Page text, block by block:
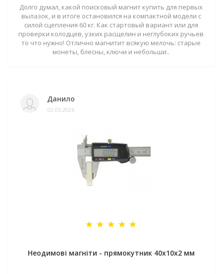
Долго думал, какой поисковый магнит купить для первых
вылазок, и в итоге остановился на компактной модели с
силой сцепления 60 кг. Как стартовый вариант или для
проверки колодцев, узких расщелин и неглубоких ручьев
то что нужно! Отлично магнитит всякую мелочь: старые
монеты, блесны, ключи и небольши..
Данило
02.05.2026
Неодимові магніти - прямокутник 40x10x2 мм